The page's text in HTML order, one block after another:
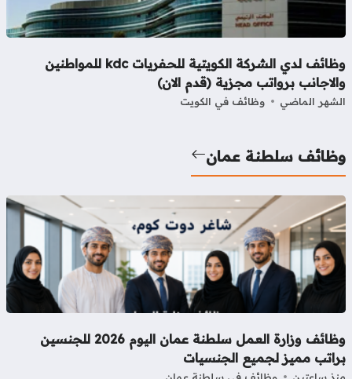
وظائف لدي الشركة الكويتية للحفريات kdc للمواطنين
برواتب مجزية (قدم الان)
الماضي وظائف في الكويت
سلطنة عمان
وظائف وزارة العمل سلطنة عمان اليوم 2026 للجنسين
مميز لجميع الجنسيات